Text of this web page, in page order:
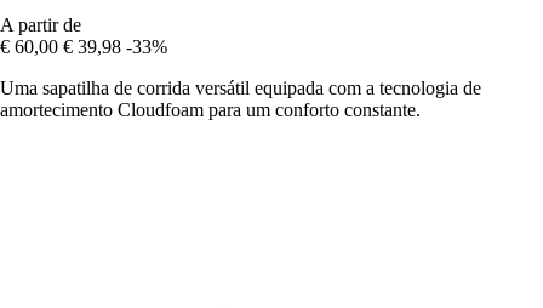
A partir de
€ 60,00 € 39,98 -33%
Uma sapatilha de corrida versátil equipada com a tecnologia de
amortecimento Cloudfoam para um conforto constante.